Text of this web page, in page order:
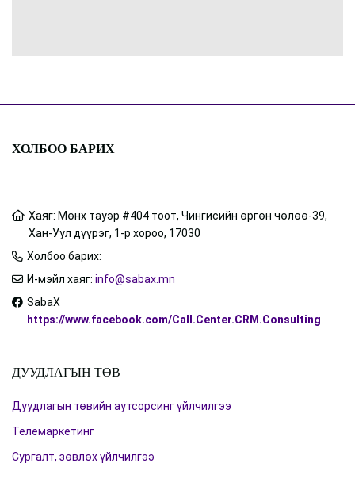
ХОЛБОО БАРИХ
Хаяг: Мөнх тауэр #404 тоот, Чингисийн өргөн чөлөө-39,
Хан-Уул дүүрэг, 1-р хороо, 17030
Холбоо барих:
И-мэйл хаяг: info@sabax.mn
SabaX
https://www.facebook.com/Call.Center.CRM.Consulting
ДУУДЛАГЫН ТӨВ
Дуудлагын төвийн аутсорсинг үйлчилгээ
Телемаркетинг
Сургалт, зөвлөх үйлчилгээ